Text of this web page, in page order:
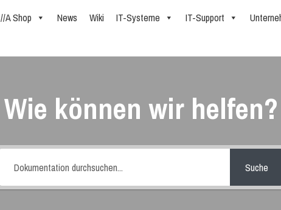
//A Shop News Wiki IT-Systeme IT-Support
Wie können wir helfen?
Suche